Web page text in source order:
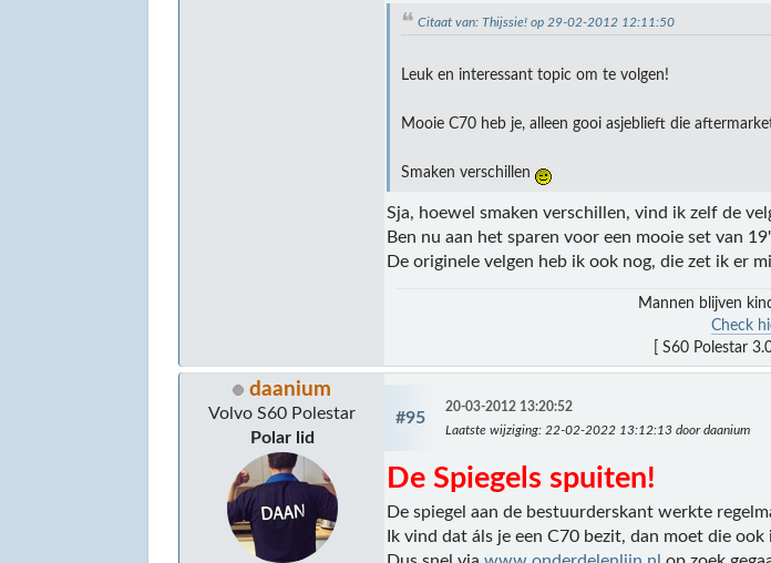
Citaat van: Thijssie! op 29-02-2012 12:11:50
Leuk en interessant topic om te volgen!
Mooie C70 heb je, alleen gooi asjeblieft die
Smaken verschillen
Sja, hoewel smaken verschillen, vind ik zelf de
Ben nu aan het sparen voor een mooie set van
De originele velgen heb ik ook nog, die zet ik er
Mannen blijven
Check
[ S60 Polestar
daanium
Volvo S60 Polestar
Polar lid
#95
20-03-2012 13:20:52
Laatste wijziging: 22-02-2022 13:12:13 door daanium
De Spiegels spuiten!
De spiegel aan de bestuurderskant werkte
Ik vind dat áls je een C70 bezit, dan moet die ook